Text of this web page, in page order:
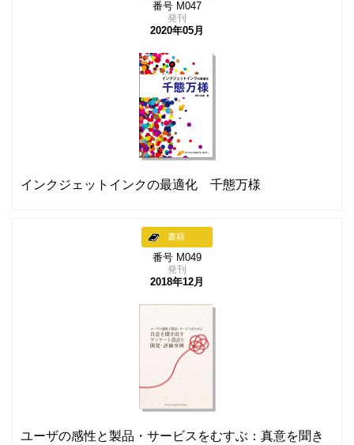
番号 M047
発刊
2020年05月
インクジェットインクの最適化 千態万様
書籍
番号 M049
発刊
2018年12月
ユーザの感性と製品・サービスをむすぶ：真意を聞き